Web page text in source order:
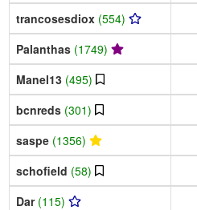
trancosesdiox (554)
Palanthas (1749)
Manel13 (495)
bcnreds (301)
saspe (1356)
schofield (58)
Dar (115)